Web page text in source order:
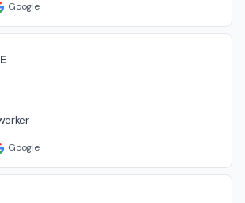
Google
Google